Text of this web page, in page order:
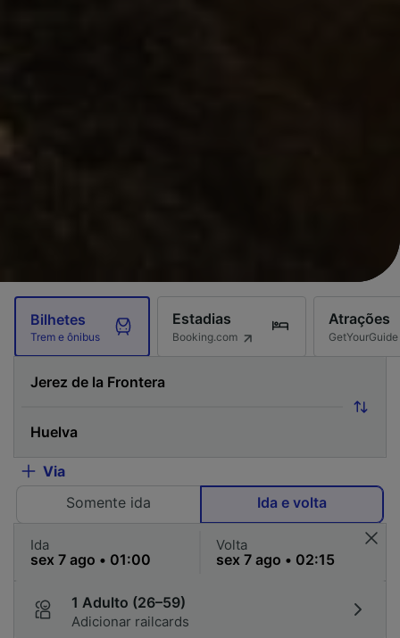
Bilhetes
Trem e ônibus
Estadias
Booking.com
Atrações
GetYourGuide
Via
Somente ida
Ida e volta
Ida Volta
1 Adulto (26–59)
Adicionar railcards